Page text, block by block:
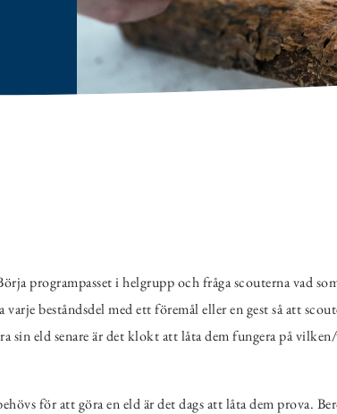
programpasset i helgrupp och fråga scouterna vad
beståndsdel med ett föremål eller en gest så att
sin eld senare är det klokt att låta dem fungera på
för att göra en eld är det dags att låta dem prova.